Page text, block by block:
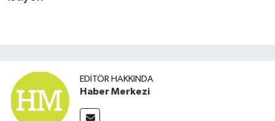
EDITÖR HAKKINDA
Haber Merkezi